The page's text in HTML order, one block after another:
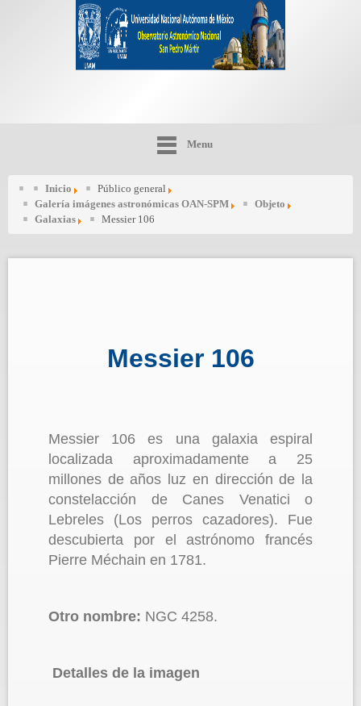
Menu
Inicio
Público general
Galería imágenes astronómicas OAN-SPM
Objeto
Galaxias
Messier 106
Messier 106
Messier 106 es una galaxia espiral
localizada aproximadamente a 25
millones de años luz en dirección de la
constelacción de Canes Venatici o
Lebreles (Los perros cazadores). Fue
descubierta por el astrónomo francés
Pierre Méchain en 1781.
Otro nombre: NGC 4258.
Detalles de la imagen